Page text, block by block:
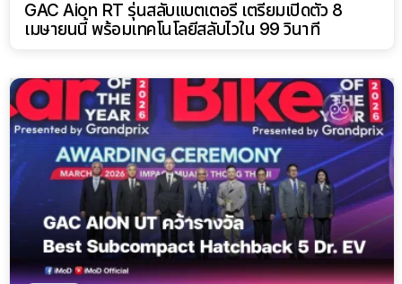
GAC Aion RT รุ่นสลับแบตเตอรี่ เตรียมเปิดตัว 8
เมษายนนี้ พร้อมเทคโนโลยีสลับไวใน 99 วินาที